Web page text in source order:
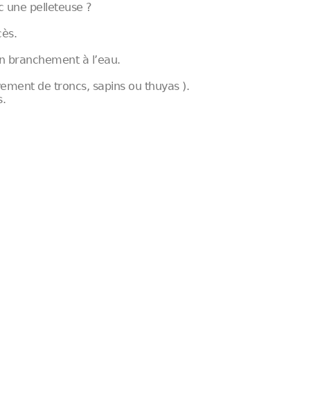
une pelleteuse ?
branchement à l’eau.
de troncs, sapins ou thuyas ).